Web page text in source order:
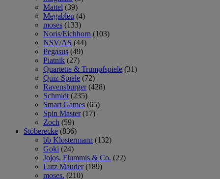
Mattel (39)
Megableu (4)
moses (133)
Noris/Eichhorn (103)
NSV/AS (44)
Pegasus (49)
Piatnik (27)
Quartette & Trumpfspiele (31)
Quiz-Spiele (72)
Ravensburger (428)
Schmidt (235)
Smart Games (65)
Spin Master (17)
Zoch (59)
Stöberecke (836)
bb Klostermann (132)
Goki (24)
Jojos, Flummis & Co. (22)
Lutz Mauder (189)
moses. (210)